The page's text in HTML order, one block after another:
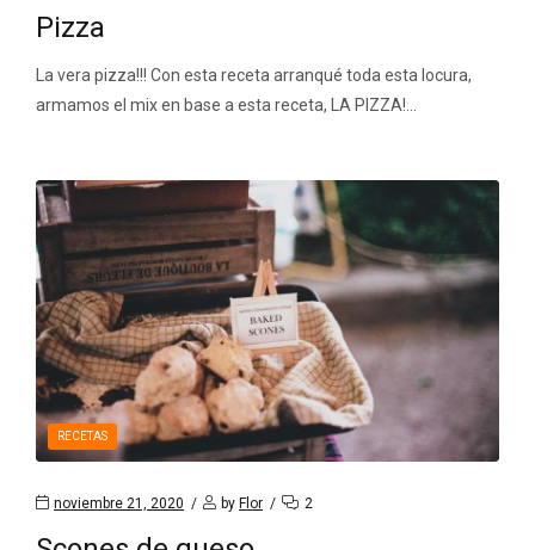
Pizza
La vera pizza!!! Con esta receta arranqué toda esta locura,
armamos el mix en base a esta receta, LA PIZZA!…
RECETAS
noviembre 21, 2020 by Flor 2